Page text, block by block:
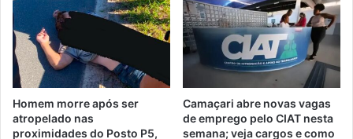
Homem morre após ser
atropelado nas
proximidades do Posto P5,
Camaçari abre novas vagas
de emprego pelo CIAT nesta
semana; veja cargos e como